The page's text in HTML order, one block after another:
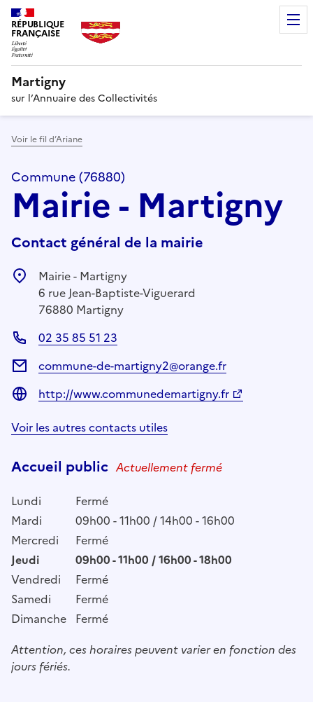
RÉPUBLIQUE
FRANÇAISE
Martigny
sur l’Annuaire des Collectivités
Voir le fil d’Ariane
Commune (76880)
Mairie - Martigny
Contact général de la mairie
Mairie - Martigny
6 rue Jean-Baptiste-Viguerard
76880 Martigny
02 35 85 51 23
commune-de-martigny2@orange.fr
http://www.communedemartigny.fr
Voir les autres contacts utiles
Accueil public Actuellement fermé
Lundi
Fermé
Mardi
09h00 - 11h00 / 14h00 - 16h00
Mercredi
Fermé
Jeudi
09h00 - 11h00 / 16h00 - 18h00
Vendredi
Fermé
Samedi
Fermé
Dimanche Fermé
Attention, ces horaires peuvent varier en fonction des
jours fériés.